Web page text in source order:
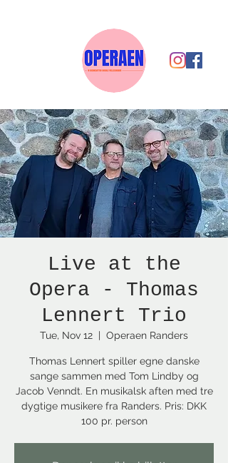
Live at the
Opera - Thomas
Lennert Trio
Tue, Nov 12
  |
Operaen Randers
Thomas Lennert spiller egne danske
sange sammen med Tom Lindby og
Jacob Venndt. En musikalsk aften med tre
dygtige musikere fra Randers. Pris: DKK
100 pr. person